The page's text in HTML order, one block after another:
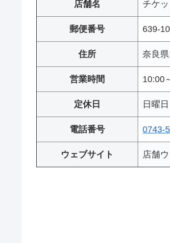
店舗名 チケ
郵便番号 639-
住所 奈良
営業時間 10:00
定休日 日曜
電話番号 0743-
ウェブサイト 店舗